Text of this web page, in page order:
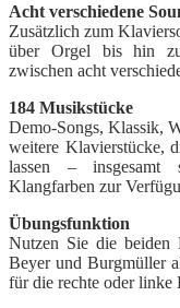
Acht verschiedene
Zusätzlich zum
über Orgel bis hin
zwischen acht
184 Musikstücke
Demo-Songs, Klassik,
weitere Klavierstücke,
lassen – insgesamt
Klangfarben zur
Übungsfunktion
Nutzen Sie die beiden
Beyer und Burgmüller
für die rechte oder linke